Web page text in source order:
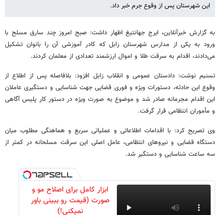
این شهرستان پس از وقوع جرم خبر داد.
به گزارش خبرآنلاین، ایرج جهانتیغ اظهار داشت: صبح امروز چند سارق مسلح با
ورود به یکی از مدارس شهرستان زابل که کادر آموزشی آن را بانوان تشکیل
می‌دادند، اقدام به سرقت طلا و اموال ارزشمند تعدادی از معلمان کردند.
تسنیم نوشت: دادستان عمومی و انقلاب زابل افزود: بلافاصله پس از اطلاع از
وقوع این حادثه، دستورات ویژه و فوری قضایی جهت شناسایی و دستگیری عاملان
این اقدام مجرمانه صادر شد و موضوع به صورت ویژه در دستور کار پلیس آگاهی
و مأموران انتظامی قرار گرفت.
وی تصریح کرد: با اقدامات اطلاعاتی و عملیاتی سریع و هماهنگی مطلوب میان
دستگاه قضایی و نیروهای انتظامی، عامل اصلی این سرقت مسلحانه در کمتر از
سه ساعت شناسایی و دستگیر شد.
ابزار کامل برای اصلاح مو و
صورت (قیمت رو ببینی باور
نمیکنی!)